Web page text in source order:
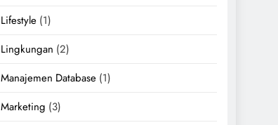
Lifestyle (1)
Lingkungan (2)
Manajemen Database (1)
Marketing (3)